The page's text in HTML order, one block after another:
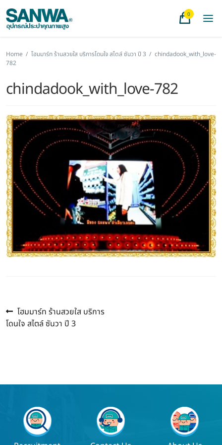
0
Home / โฮมมาร์ท ร้านสวยใส บริการโดนใจ สไตล์ ซันวา ปี 3 / chindadook_with_love-
782
chindadook_with_love-782
แนะแนว
Previous
post:
โฮมมาร์ท ร้านสวยใส บริการ
โดนใจ สไตล์ ซันวา ปี 3